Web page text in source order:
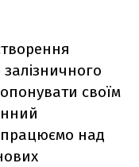
своїм
працюємо над